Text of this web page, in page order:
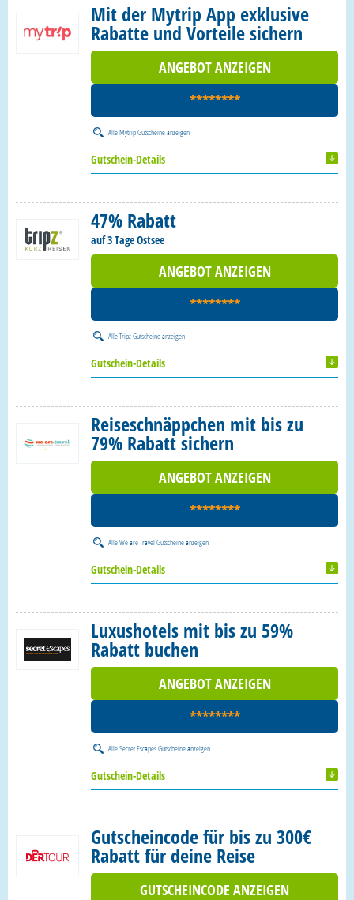
Mit der Mytrip App exklusive
Rabatte und Vorteile sichern
ANGEBOT ANZEIGEN
********
AlleMytrip Gutscheineanzeigen
Gutschein-Details
47% Rabatt
auf 3 Tage Ostsee
ANGEBOT ANZEIGEN
********
AlleTripz Gutscheineanzeigen
Gutschein-Details
Reiseschnäppchen mit bis zu
79% Rabatt sichern
ANGEBOT ANZEIGEN
********
AlleWe are Travel Gutscheineanzeigen
Gutschein-Details
Luxushotels mit bis zu 59%
Rabatt buchen
ANGEBOT ANZEIGEN
********
AlleSecret Escapes Gutscheineanzeigen
Gutschein-Details
Gutscheincode für bis zu 300€
Rabatt für deine Reise
GUTSCHEINCODE ANZEIGEN